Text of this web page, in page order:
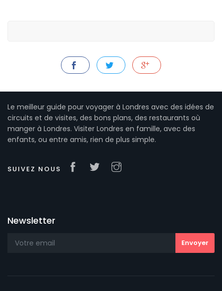
Le meilleur guide pour voyager à Londres avec des idées de
circuits et de visites, des bons plans, des restaurants où
manger à Londres. Visiter Londres en famille, avec des
enfants, ou entre amis, rien de plus simple.
SUIVEZ NOUS
Newsletter